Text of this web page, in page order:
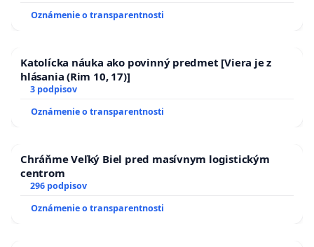
Oznámenie o transparentnosti
Katolícka náuka ako povinný predmet [Viera je z
hlásania (Rim 10, 17)]
3 podpisov
Oznámenie o transparentnosti
Chráňme Veľký Biel pred masívnym logistickým
centrom
296 podpisov
Oznámenie o transparentnosti